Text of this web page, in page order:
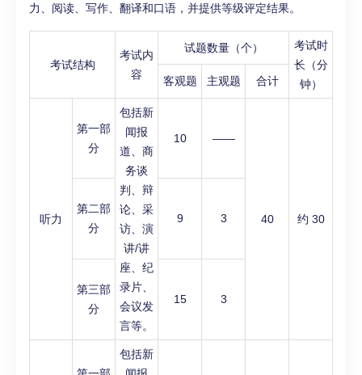
力、阅读、写作、翻译和口语，并提供等级评定结果。
考试结构
考试内
容
试题数量（个）
考试时
长（分
钟）
客观题 主观题 合计
听力
第一部
分
包括新
闻报
道、商
务谈
判、辩
论、采
访、演
讲/讲
座、纪
录片、
会议发
言等。
10 ——
40 约 30
第二部
分
9 3
第三部
分
15 3
包括新